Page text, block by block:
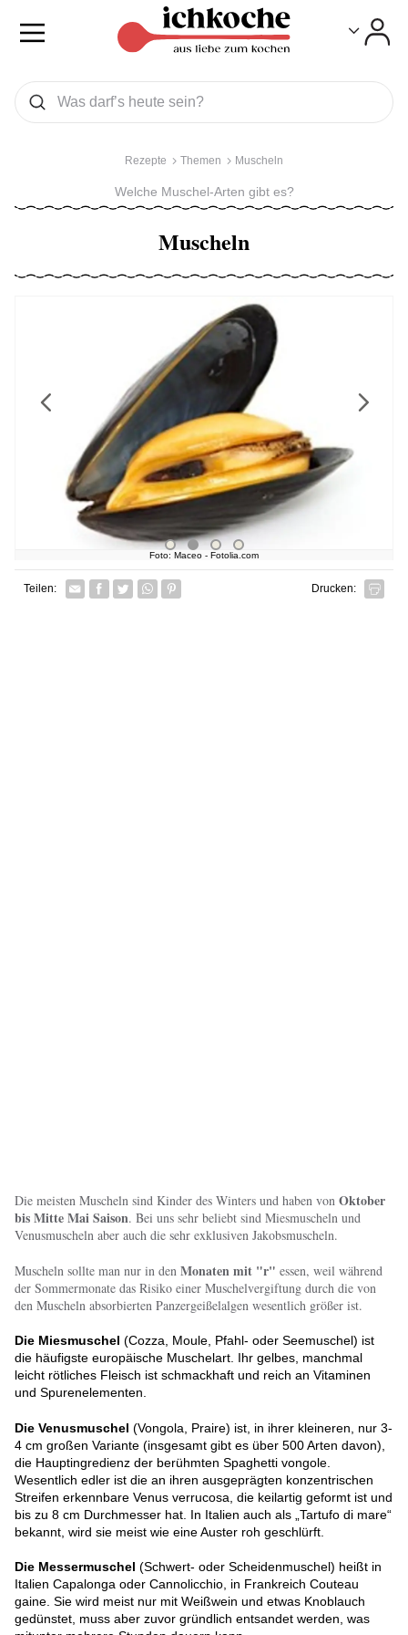
Was wollen Sie suchen
Suchen
Rezepte Themen Muscheln
Welche Muschel-Arten gibt es?
Muscheln
Foto: Maceo - Fotolia.com
Next
Previous
Teilen: Facebook
TwitterWhatsapp senden
Pin it Drucken:
Die meisten Muscheln sind Kinder des Winters und haben von Oktober
bis Mitte Mai Saison. Bei uns sehr beliebt sind Miesmuscheln und
Venusmuscheln aber auch die sehr exklusiven Jakobsmuscheln.
Muscheln sollte man nur in den Monaten mit "r" essen, weil während
der Sommermonate das Risiko einer Muschelvergiftung durch die von
den Muscheln absorbierten Panzergeißelalgen wesentlich größer ist.
Die Miesmuschel (Cozza, Moule, Pfahl- oder Seemuschel) ist
die häufigste europäische Muschelart. Ihr gelbes, manchmal
leicht rötliches Fleisch ist schmackhaft und reich an Vitaminen
und Spurenelementen.
Die Venusmuschel (Vongola, Praire) ist, in ihrer kleineren, nur 3-
4 cm großen Variante (insgesamt gibt es über 500 Arten davon),
die Hauptingredienz der berühmten Spaghetti vongole.
Wesentlich edler ist die an ihren ausgeprägten konzentrischen
Streifen erkennbare Venus verrucosa, die keilartig geformt ist und
bis zu 8 cm Durchmesser hat. In Italien auch als „Tartufo di mare“
bekannt, wird sie meist wie eine Auster roh geschlürft.
Die Messermuschel (Schwert- oder Scheidenmuschel) heißt in
Italien Capalonga oder Cannolicchio, in Frankreich Couteau
gaine. Sie wird meist nur mit Weißwein und etwas Knoblauch
gedünstet, muss aber zuvor gründlich entsandet werden, was